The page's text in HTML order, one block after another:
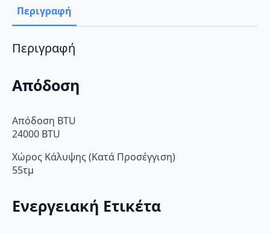
ποσότητα
Περιγραφή
Περιγραφή
Απόδοση
Απόδοση BTU
24000 BTU
Χώρος Κάλυψης (Κατά Προσέγγιση)
55τμ
Ενεργειακή Ετικέτα